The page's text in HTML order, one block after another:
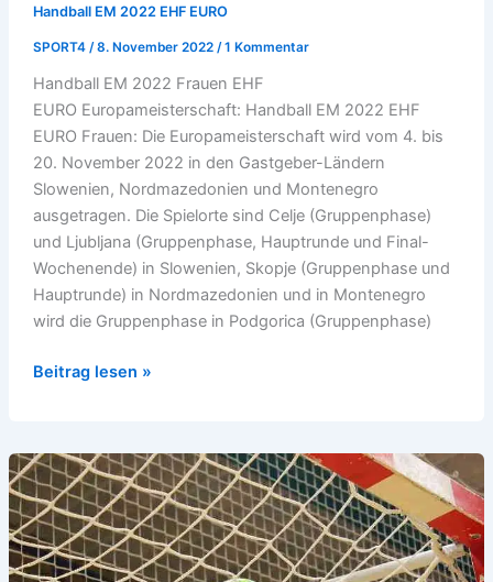
Handball EM 2022 EHF EURO
SPORT4 /8. November 2022 /1 Kommentar
Handball EM 2022 Frauen EHF
EURO Europameisterschaft: Handball EM 2022 EHF
EURO Frauen: Die Europameisterschaft wird vom 4. bis
20. November 2022 in den Gastgeber-Ländern
Slowenien, Nordmazedonien und Montenegro
ausgetragen. Die Spielorte sind Celje (Gruppenphase)
und Ljubljana (Gruppenphase, Hauptrunde und Final-
Wochenende) in Slowenien, Skopje (Gruppenphase und
Hauptrunde) in Nordmazedonien und in Montenegro
wird die Gruppenphase in Podgorica (Gruppenphase)
Handball
EHF
EURO
Frauen
LIVE
BLOG
Beitrag lesen »